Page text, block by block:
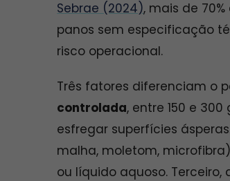
Sebrae (2024), mais de
panos sem especificação
risco operacional.
Três fatores diferenciam o
controlada, entre 150 e
esfregar superfícies
malha, moletom,
ou líquido aquoso. Terceiro,